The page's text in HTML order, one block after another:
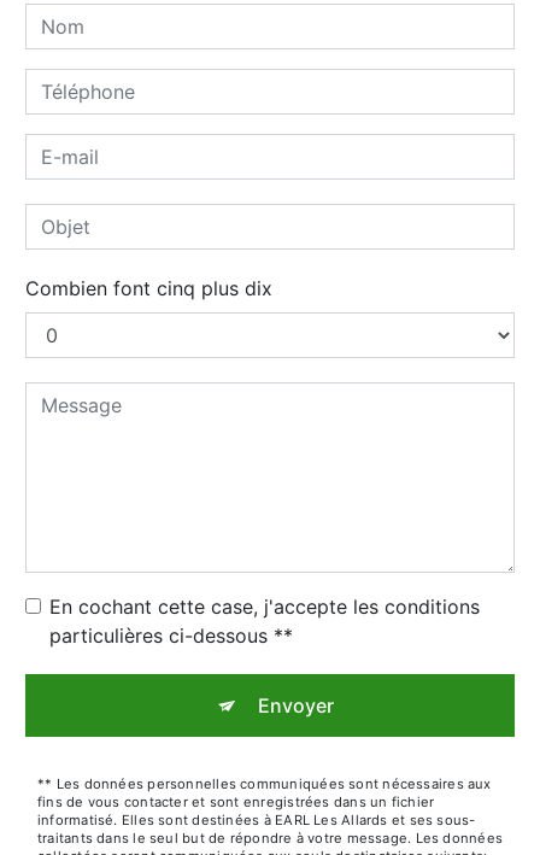
Combien font cinq plus dix
En cochant cette case, j'accepte les conditions
particulières ci-dessous **
Envoyer
** Les données personnelles communiquées sont nécessaires aux
fins de vous contacter et sont enregistrées dans un fichier
informatisé. Elles sont destinées à EARL Les Allards et ses sous-
traitants dans le seul but de répondre à votre message. Les données